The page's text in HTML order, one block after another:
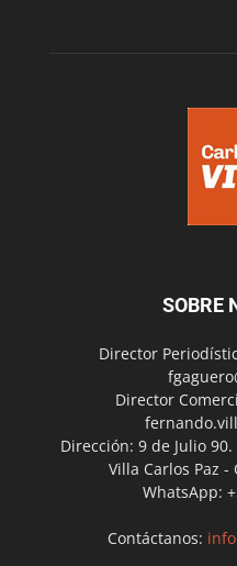
SOBRE
Director
Director
Dirección: 9 de Julio 90.
Villa Carlos Paz
WhatsApp:
Contáctanos: